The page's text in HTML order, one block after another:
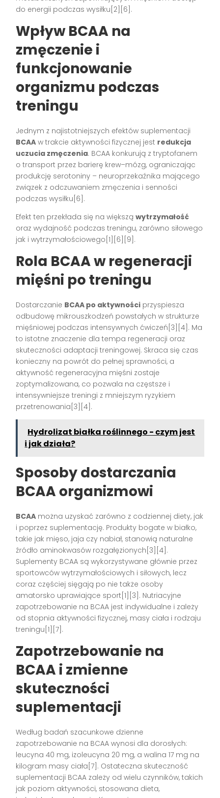
do energii podczas wysiłku[2][6].
Wpływ BCAA na
zmęczenie i
funkcjonowanie
organizmu podczas
treningu
Jednym z najistotniejszych efektów suplementacji
BCAA w trakcie aktywności fizycznej jest redukcja
uczucia zmęczenia. BCAA konkurują z tryptofanem
o transport przez barierę krew–mózg, ograniczając
produkcję serotoniny – neuroprzekaźnika mającego
związek z odczuwaniem zmęczenia i senności
podczas wysiłku[6].
Efekt ten przekłada się na większąwytrzymałość
oraz wydajność podczas treningu, zarówno siłowego
jak i wytrzymałościowego[1][6][9].
Rola BCAA w regeneracji
mięśni po treningu
Dostarczanie BCAA po aktywności przyspiesza
odbudowę mikrouszkodzeń powstałych w strukturze
mięśniowej podczas intensywnych ćwiczeń[3][4]. Ma
to istotne znaczenie dla tempa regeneracji oraz
skuteczności adaptacji treningowej. Skraca się czas
konieczny na powrót do pełnej sprawności, a
aktywność regeneracyjna mięśni zostaje
zoptymalizowana, co pozwala na częstsze i
intensywniejsze treningi z mniejszym ryzykiem
przetrenowania[3][4].
Hydrolizat białka roślinnego - czym jest
i jak działa?
Sposoby dostarczania
BCAA organizmowi
BCAA można uzyskać zarówno z codziennej diety, jak
i poprzez suplementację. Produkty bogate w białko,
takie jak mięso, jaja czy nabiał, stanowią naturalne
źródło aminokwasów rozgałęzionych[3][4].
Suplementy BCAA są wykorzystywane głównie przez
sportowców wytrzymałościowych i siłowych, lecz
coraz częściej sięgają po nie także osoby
amatorsko uprawiające sport[1][3]. Nutriacyjne
zapotrzebowanie na BCAA jest indywidualne i zależy
od stopnia aktywności fizycznej, masy ciała i rodzaju
treningu[1][7].
Zapotrzebowanie na
BCAA i zmienne
skuteczności
suplementacji
Według badań szacunkowe dzienne
zapotrzebowanie na BCAA wynosi dla dorosłych:
leucyna 40 mg, izoleucyna 20 mg, a walina 17 mg na
kilogram masy ciała[7]. Ostateczna skuteczność
suplementacji BCAA zależy od wielu czynników, takich
jak poziom aktywności, stosowana dieta,